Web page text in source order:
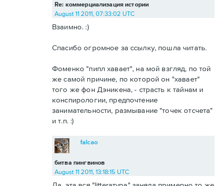
Re: коммерциализация истории
August 11 2011, 07:33:02 UTC
Взаимно. :)
Спасибо огромное за ссылку, пошла читать.
Фоменко "пипл хавает", на мой взгляд, по той
же самой причине, по которой он "хавает"
того же фон Дэникена, - страсть к тайнам и
конспирологии, предпочтение
занимательности, размывание "точек отсчета"
и т.п. :)
битва пингвинов
falcao
August 11 2011, 13:18:15 UTC